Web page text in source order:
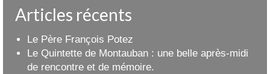
Articles récents
Le Père François Potez
Le Quintette de Montauban : une belle après-midi
de rencontre et de mémoire.